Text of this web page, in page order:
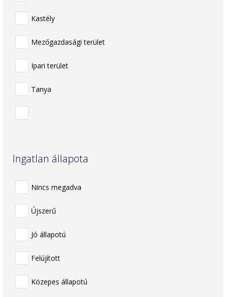
Kastély
Mezőgazdasági terület
Ipari terület
Tanya
Ingatlan állapota
Nincs megadva
Újszerű
Jó állapotú
Felújított
Közepes állapotú